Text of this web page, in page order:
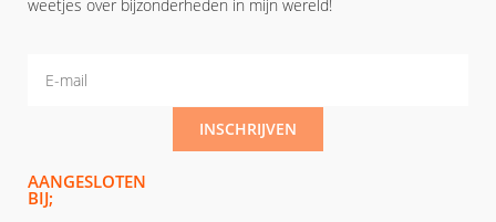
weetjes over bijzonderheden in mijn wereld!
INSCHRIJVEN
AANGESLOTEN
BIJ;